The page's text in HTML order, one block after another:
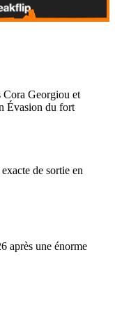
Cora Georgiou et
Évasion du fort
de sortie en
après une énorme